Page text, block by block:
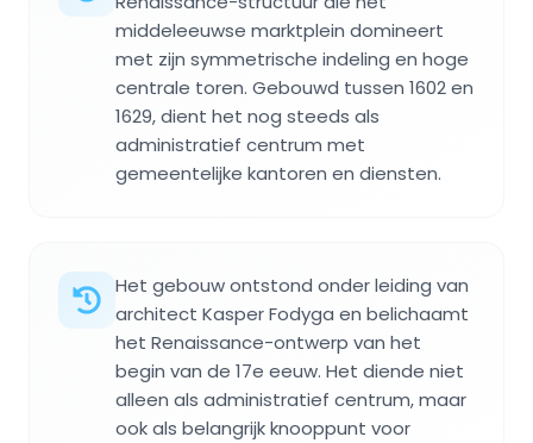
middeleeuwse marktplein domineert
met zijn symmetrische indeling en hoge
centrale toren. Gebouwd tussen 1602 en
1629, dient het nog steeds als
administratief centrum met
gemeentelijke kantoren en diensten.
Het gebouw ontstond onder leiding van
architect Kasper Fodyga en belichaamt
het Renaissance-ontwerp van het
begin van de 17e eeuw. Het diende niet
alleen als administratief centrum, maar
ook als belangrijk knooppunt voor